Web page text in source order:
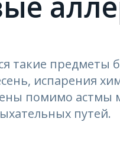
такие предметы
испарения
помимо астмы
путей.